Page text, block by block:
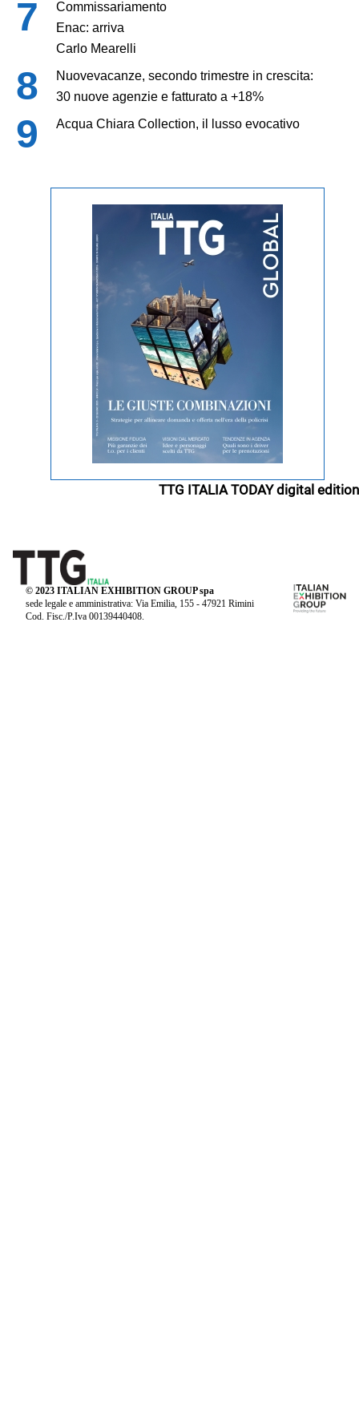
Commissariamento
Enac: arriva
Carlo Mearelli
Nuovevacanze, secondo trimestre in crescita:
30 nuove agenzie e fatturato a +18%
Acqua Chiara Collection, il lusso evocativo
TTG ITALIA TODAY digital edition
© 2023 ITALIAN EXHIBITION GROUP spa
sede legale e amministrativa: Via Emilia, 155 - 47921 Rimini
Cod. Fisc./P.Iva 00139440408.